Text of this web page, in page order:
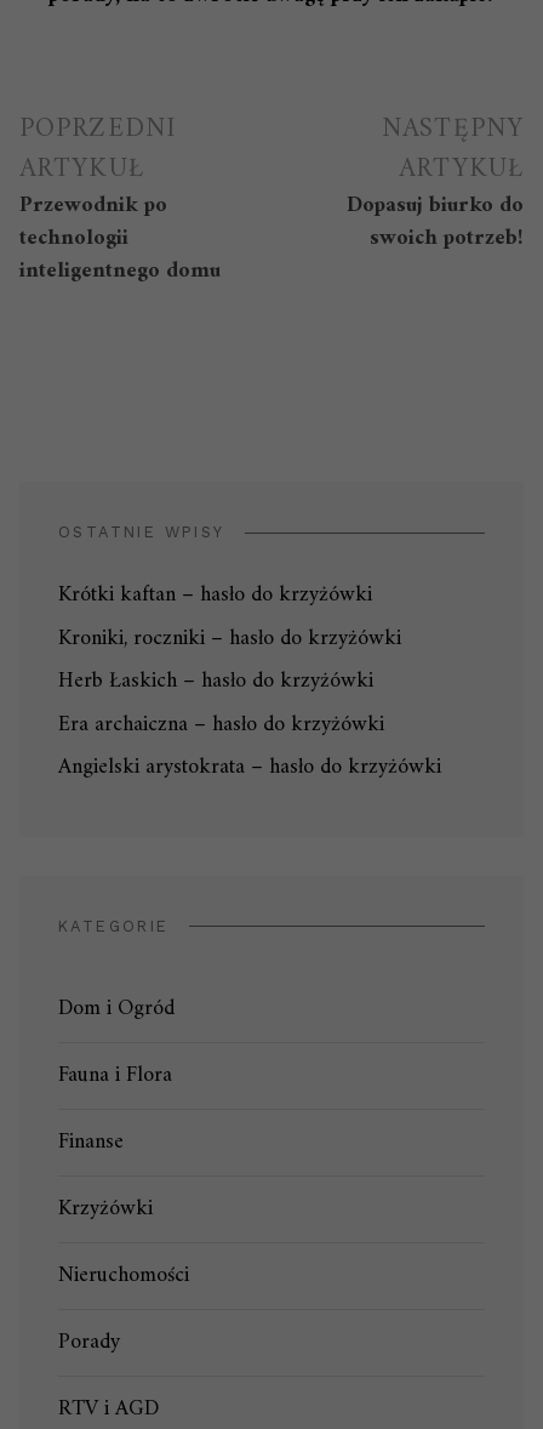
Nawigacja
wpisu
POPRZEDNI
ARTYKUŁ
Przewodnik po
technologii
inteligentnego domu
NASTĘPNY
ARTYKUŁ
Dopasuj biurko do
swoich potrzeb!
OSTATNIE WPISY
Krótki kaftan – hasło do krzyżówki
Kroniki, roczniki – hasło do krzyżówki
Herb Łaskich – hasło do krzyżówki
Era archaiczna – hasło do krzyżówki
Angielski arystokrata – hasło do krzyżówki
KATEGORIE
Dom i Ogród
Fauna i Flora
Finanse
Krzyżówki
Nieruchomości
Porady
RTV i AGD